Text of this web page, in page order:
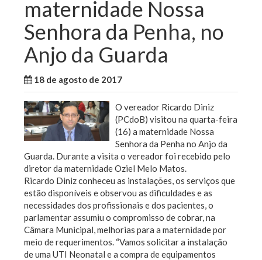
maternidade Nossa
Senhora da Penha, no
Anjo da Guarda
18 de agosto de 2017
O vereador Ricardo Diniz
(PCdoB) visitou na quarta-feira
(16) a maternidade Nossa
Senhora da Penha no Anjo da
Guarda. Durante a visita o vereador foi recebido pelo
diretor da maternidade Oziel Melo Matos.
Ricardo Diniz conheceu as instalações, os serviços que
estão disponíveis e observou as dificuldades e as
necessidades dos profissionais e dos pacientes, o
parlamentar assumiu o compromisso de cobrar, na
Câmara Municipal, melhorias para a maternidade por
meio de requerimentos. “Vamos solicitar a instalação
de uma UTI Neonatal e a compra de equipamentos